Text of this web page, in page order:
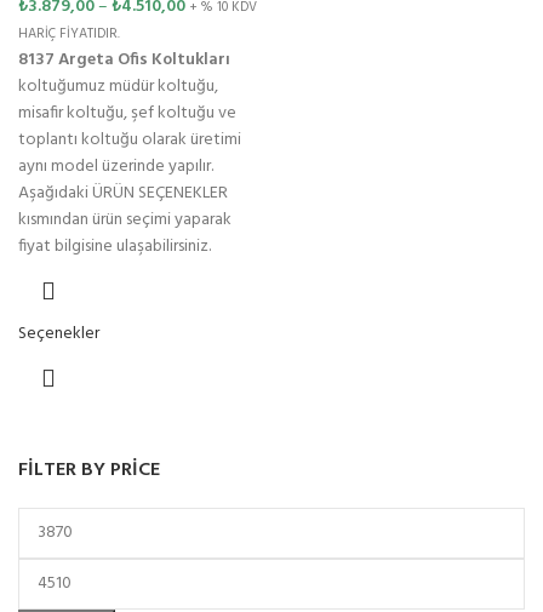
FILTER BY PRICE
₺3.879,00–₺4.510,00 + % 10 KDV
HARİÇ FİYATIDIR.
8137 Argeta Ofis Koltukları
koltuğumuz müdür koltuğu,
misafir koltuğu, şef koltuğu ve
toplantı koltuğu olarak üretimi
aynı model üzerinde yapılır.
Aşağıdaki ÜRÜN SEÇENEKLER
kısmından ürün seçimi yaparak
fiyat bilgisine ulaşabilirsiniz.
Seçenekler